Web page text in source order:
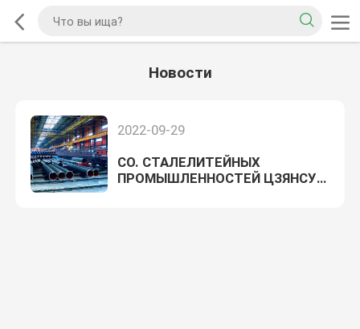
Новости
2022-09-29
CO. СТАЛЕЛИТЕЙНЫХ
ПРОМЫШЛЕННОСТЕЙ ЦЗЯНСУ